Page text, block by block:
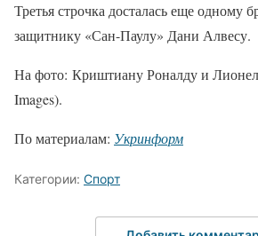
Третья строчка досталась еще одному
защитнику «Сан-Паулу» Дани Алвесу.
На фото: Криштиану Роналду и
Images).
По материалам: Укринформ
Категории: Спорт